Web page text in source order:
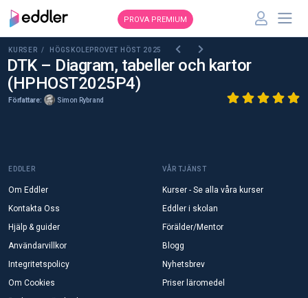
PROVA PREMIUM
KURSER / HÖGSKOLEPROVET HÖST 2025
DTK – Diagram, tabeller och kartor
(HPHOST2025P4)
Författare: Simon Rybrand
EDDLER
Om Eddler
Kontakta Oss
Hjälp & guider
Användarvillkor
Integritetspolicy
Om Cookies
VÅR TJÄNST
Kurser - Se alla våra kurser
Eddler i skolan
Förälder/Mentor
Blogg
Nyhetsbrev
Priser läromedel